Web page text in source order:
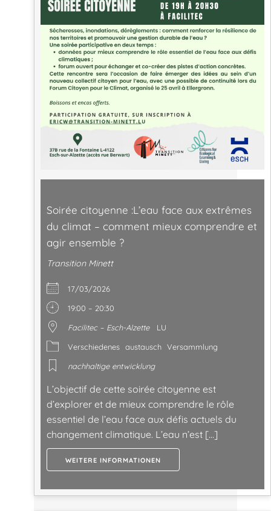
Soirée citoyenne :L’eau face aux extrêmes
du climat – comment mieux comprendre et
agir ensemble ?
Transition Minett
17/03/2026
19:00 – 20:30
Facilitec – Esch-Alzette
LU
Verschiedenes austausch Versammlung
nachhaltige entwicklung
L’objectif de cette soirée citoyenne est
d’explorer et de mieux comprendre le rôle
essentiel de l’eau face aux défis actuels du
changement climatique. L’eau n’est […]
WEITERE INFORMATIONEN